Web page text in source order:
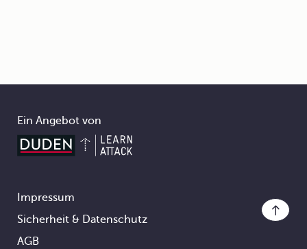
Ein Angebot von
Footer
Impressum
Sicherheit & Datenschutz
AGB